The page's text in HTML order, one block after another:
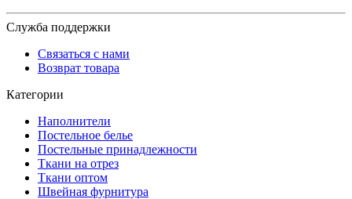
Служба поддержки
Связаться с нами
Возврат товара
Категории
Наполнители
Постельное белье
Постельные принадлежности
Ткани на отрез
Ткани оптом
Швейная фурнитура